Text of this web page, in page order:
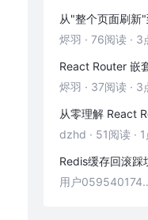
元素内部的滚
内容过长时生成
小结
烬羽 · 76阅读 · 3
烬羽 · 37阅读 · 3
dzhd · 51阅读 ·
用户